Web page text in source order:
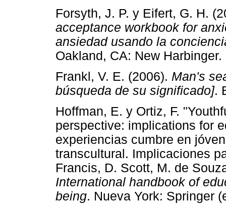
Forsyth, J. P. y Eifert, G. H.
acceptance workbook for
ansiedad usando la
Oakland, CA: New
Frankl, V. E. (2006). Man's
búsqueda de su significado].
Hoffman, E. y Ortiz, F.
perspective: implications for
experiencias cumbre en
transcultural. Implicaciones
Francis, D. Scott, M. de
International handbook of
being. Nueva York: